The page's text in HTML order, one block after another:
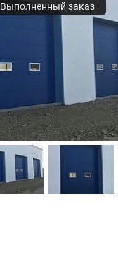
Выполненный заказ